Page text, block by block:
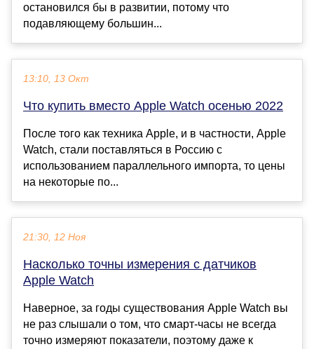
остановился бы в развитии, потому что
подавляющему большин...
13:10, 13 Окт
Что купить вместо Apple Watch осенью 2022
После того как техника Apple, и в частности, Apple
Watch, стали поставляться в Россию с
использованием параллельного импорта, то цены
на некоторые по...
21:30, 12 Ноя
Насколько точны измерения с датчиков
Apple Watch
Наверное, за годы существования Apple Watch вы
не раз слышали о том, что смарт-часы не всегда
точно измеряют показатели, поэтому даже к